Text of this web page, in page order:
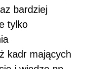
bardziej
tylko
kadr mających